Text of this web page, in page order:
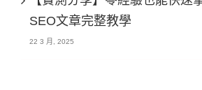
SEO文章完整教學
22 3 月, 2025